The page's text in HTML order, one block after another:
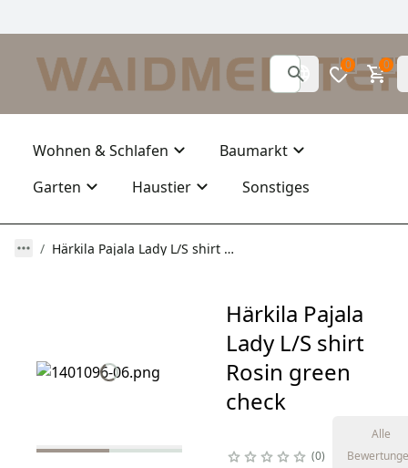
0 0
Wohnen & Schlafen
Baumarkt
Garten
Haustier Sonstiges
Härkila Pajala Lady L/S shirt Rosin green check
Härkila Pajala
Lady L/S shirt
Rosin green
check
0
Alle